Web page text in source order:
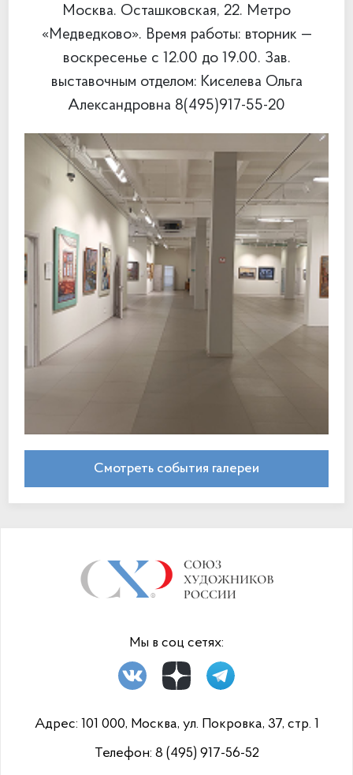
Москва. Осташковская, 22. Метро
«Медведково». Время работы: вторник —
воскресенье с 12.00 до 19.00. Зав.
выставочным отделом: Киселева Ольга
Александровна 8(495)917-55-20
Смотреть события галереи
Мы в соц сетях:
Адрес: 101 000, Москва, ул. Покровка, 37, стр. 1
Телефон: 8 (495) 917-56-52